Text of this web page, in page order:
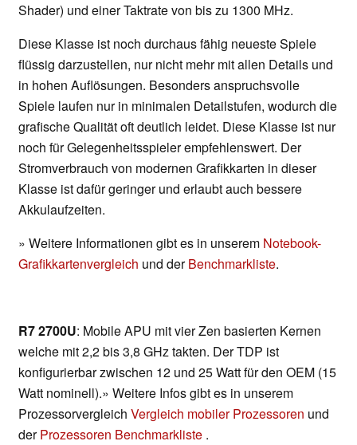
Shader) und einer Taktrate von bis zu 1300 MHz.
Diese Klasse ist noch durchaus fähig neueste Spiele
flüssig darzustellen, nur nicht mehr mit allen Details und
in hohen Auflösungen. Besonders anspruchsvolle
Spiele laufen nur in minimalen Detailstufen, wodurch die
grafische Qualität oft deutlich leidet. Diese Klasse ist nur
noch für Gelegenheitsspieler empfehlenswert. Der
Stromverbrauch von modernen Grafikkarten in dieser
Klasse ist dafür geringer und erlaubt auch bessere
Akkulaufzeiten.
» Weitere Informationen gibt es in unserem Notebook-
Grafikkartenvergleich und derBenchmarkliste.
R7 2700U: Mobile APU mit vier Zen basierten Kernen
welche mit 2,2 bis 3,8 GHz takten. Der TDP ist
konfigurierbar zwischen 12 und 25 Watt für den OEM (15
Watt nominell).» Weitere Infos gibt es in unserem
Prozessorvergleich Vergleich mobiler Prozessoren und
derProzessoren Benchmarkliste .